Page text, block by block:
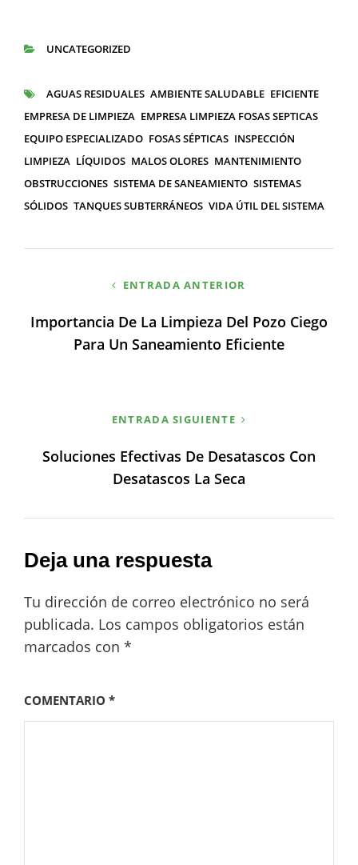
UNCATEGORIZED
ETIQUETAS
AGUAS RESIDUALES AMBIENTE SALUDABLE EFICIENTE
EMPRESA DE LIMPIEZA EMPRESA LIMPIEZA FOSAS SEPTICAS
EQUIPO ESPECIALIZADO FOSAS SÉPTICAS INSPECCIÓN
LIMPIEZA LÍQUIDOS MALOS OLORES MANTENIMIENTO
OBSTRUCCIONES SISTEMA DE SANEAMIENTO SISTEMAS
SÓLIDOS TANQUES SUBTERRÁNEOS VIDA ÚTIL DEL SISTEMA
entradas
ENTRADA ANTERIOR
Importancia De La Limpieza Del Pozo Ciego
Para Un Saneamiento Eficiente
ENTRADA SIGUIENTE
Soluciones Efectivas De Desatascos Con
Desatascos La Seca
Deja una respuesta
Tu dirección de correo electrónico no será
publicada. Los campos obligatorios están
marcados con *
COMENTARIO *